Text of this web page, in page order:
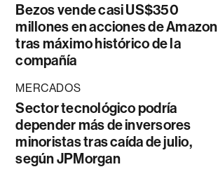
Bezos vende casi US$350
millones en acciones de Amazon
tras máximo histórico de la
compañía
MERCADOS
Sector tecnológico podría
depender más de inversores
minoristas tras caída de julio,
según JPMorgan